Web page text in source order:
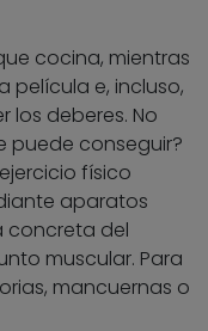
cocina, mientras
película e, incluso,
los deberes. No
puede conseguir?
físico
aparatos
concreta del
muscular. Para
mancuernas o